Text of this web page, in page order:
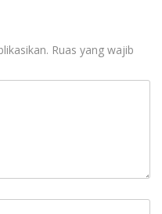
Ruas yang wajib